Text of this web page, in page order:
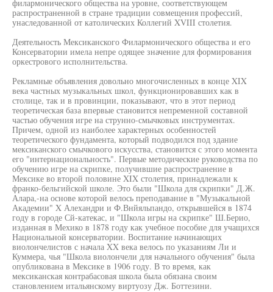
филармонического общества на уровне, соответствующем
распространенной в стране традиции совмещения профессий,
унаследованной от католических Коллегий XVIII столетия.
Деятельность Мексиканского Филармонического общества и его
Консерватории имела непре одящее значение для формирования
оркестрового исполнительства.
Рекламные объявления довольно многочисленных в конце XIX
века частных музыкальных школ, функционировавших как в
столице, так и в провинции, показывают, что в этот период
теоретическая база впервые становится непременной составной
частью обучения игре на струнно-смычковых инструментах.
Причем, одной из наиболее характерных особенностей
теоретического фундамента, который подводился под здание
мексиканского смычкового искусства, становится с этого момента
его "интернациональность". Первые методические руководства по
обучению игре на скрипке, получившие распространение в
Мексике во второй половине XIX столетия, принадлежали к
франко-бельгийской школе. Это были "Школа для скрипки" Д.Ж.
Алара,-на основе которой велось преподавание в "Музыкальной
Академии" X Алехандри и Ф.Внйяльпандо, открывшейся в 1874
году в городе Сй-катекас, и "Школа игры на скрипке" Ш.Берио,
изданная в Мехико в 1878 году как учебное пособие для учащихся
Национальной консерватории. Воспитание начинающих
виолончелистов с начала XX века велось по указаниям Ли и
Куммера, чья "Школа виолончели для начального обучения" была
опубликована в Мексике в 1906 году. В то время, как
мексиканская контрабасовая школа была обязана своим
становлением итальянскому виртуозу Дж. Боттезини.